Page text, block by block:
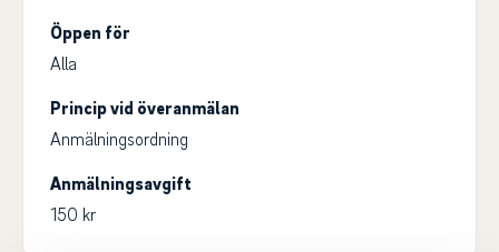
Öppen för
Alla
Princip vid överanmälan
Anmälningsordning
Anmälningsavgift
150 kr